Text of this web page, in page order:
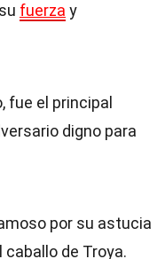
fuerza y
fue el principal
digno para
por su astucia
caballo de Troya.